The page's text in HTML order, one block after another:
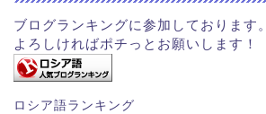
ブログランキングに参加しております。
よろしければポチっとお願いします！
ロシア語ランキング